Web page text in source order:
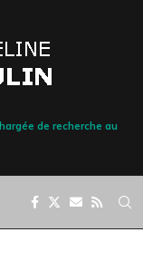
de recherche au